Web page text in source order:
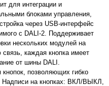
для интеграции и
блоками управления,
через USB-интерфейс
с DALI-2. Поддерживает
нескольких модулей на
каждая кнопка имеет
от шины DALI.
кнопок, позволяющих гибко
Надписи на кнопках: ВКЛ/ВЫКЛ,